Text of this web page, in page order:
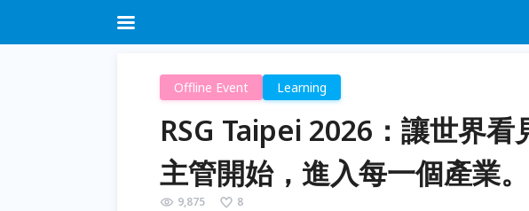
Offline Event Learning
RSG Taipei 2026：讓世界
主管開始，進入每一個產業。
9,875 8